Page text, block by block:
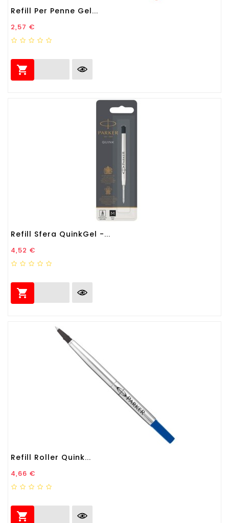
Refill Per Penne Gel...
Prezzo
2,57 €

Refill Sfera QuinkGel -...
Prezzo
4,52 €

Refill Roller Quink...
Prezzo
4,66 €
